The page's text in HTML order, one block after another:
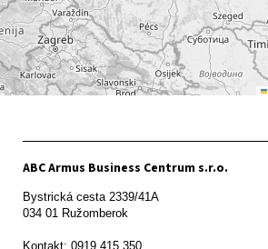
ABC Armus Business Centrum s.r.o.
Bystrická cesta 2339/41A
034 01 Ružomberok
Kontakt: 0919 415 350